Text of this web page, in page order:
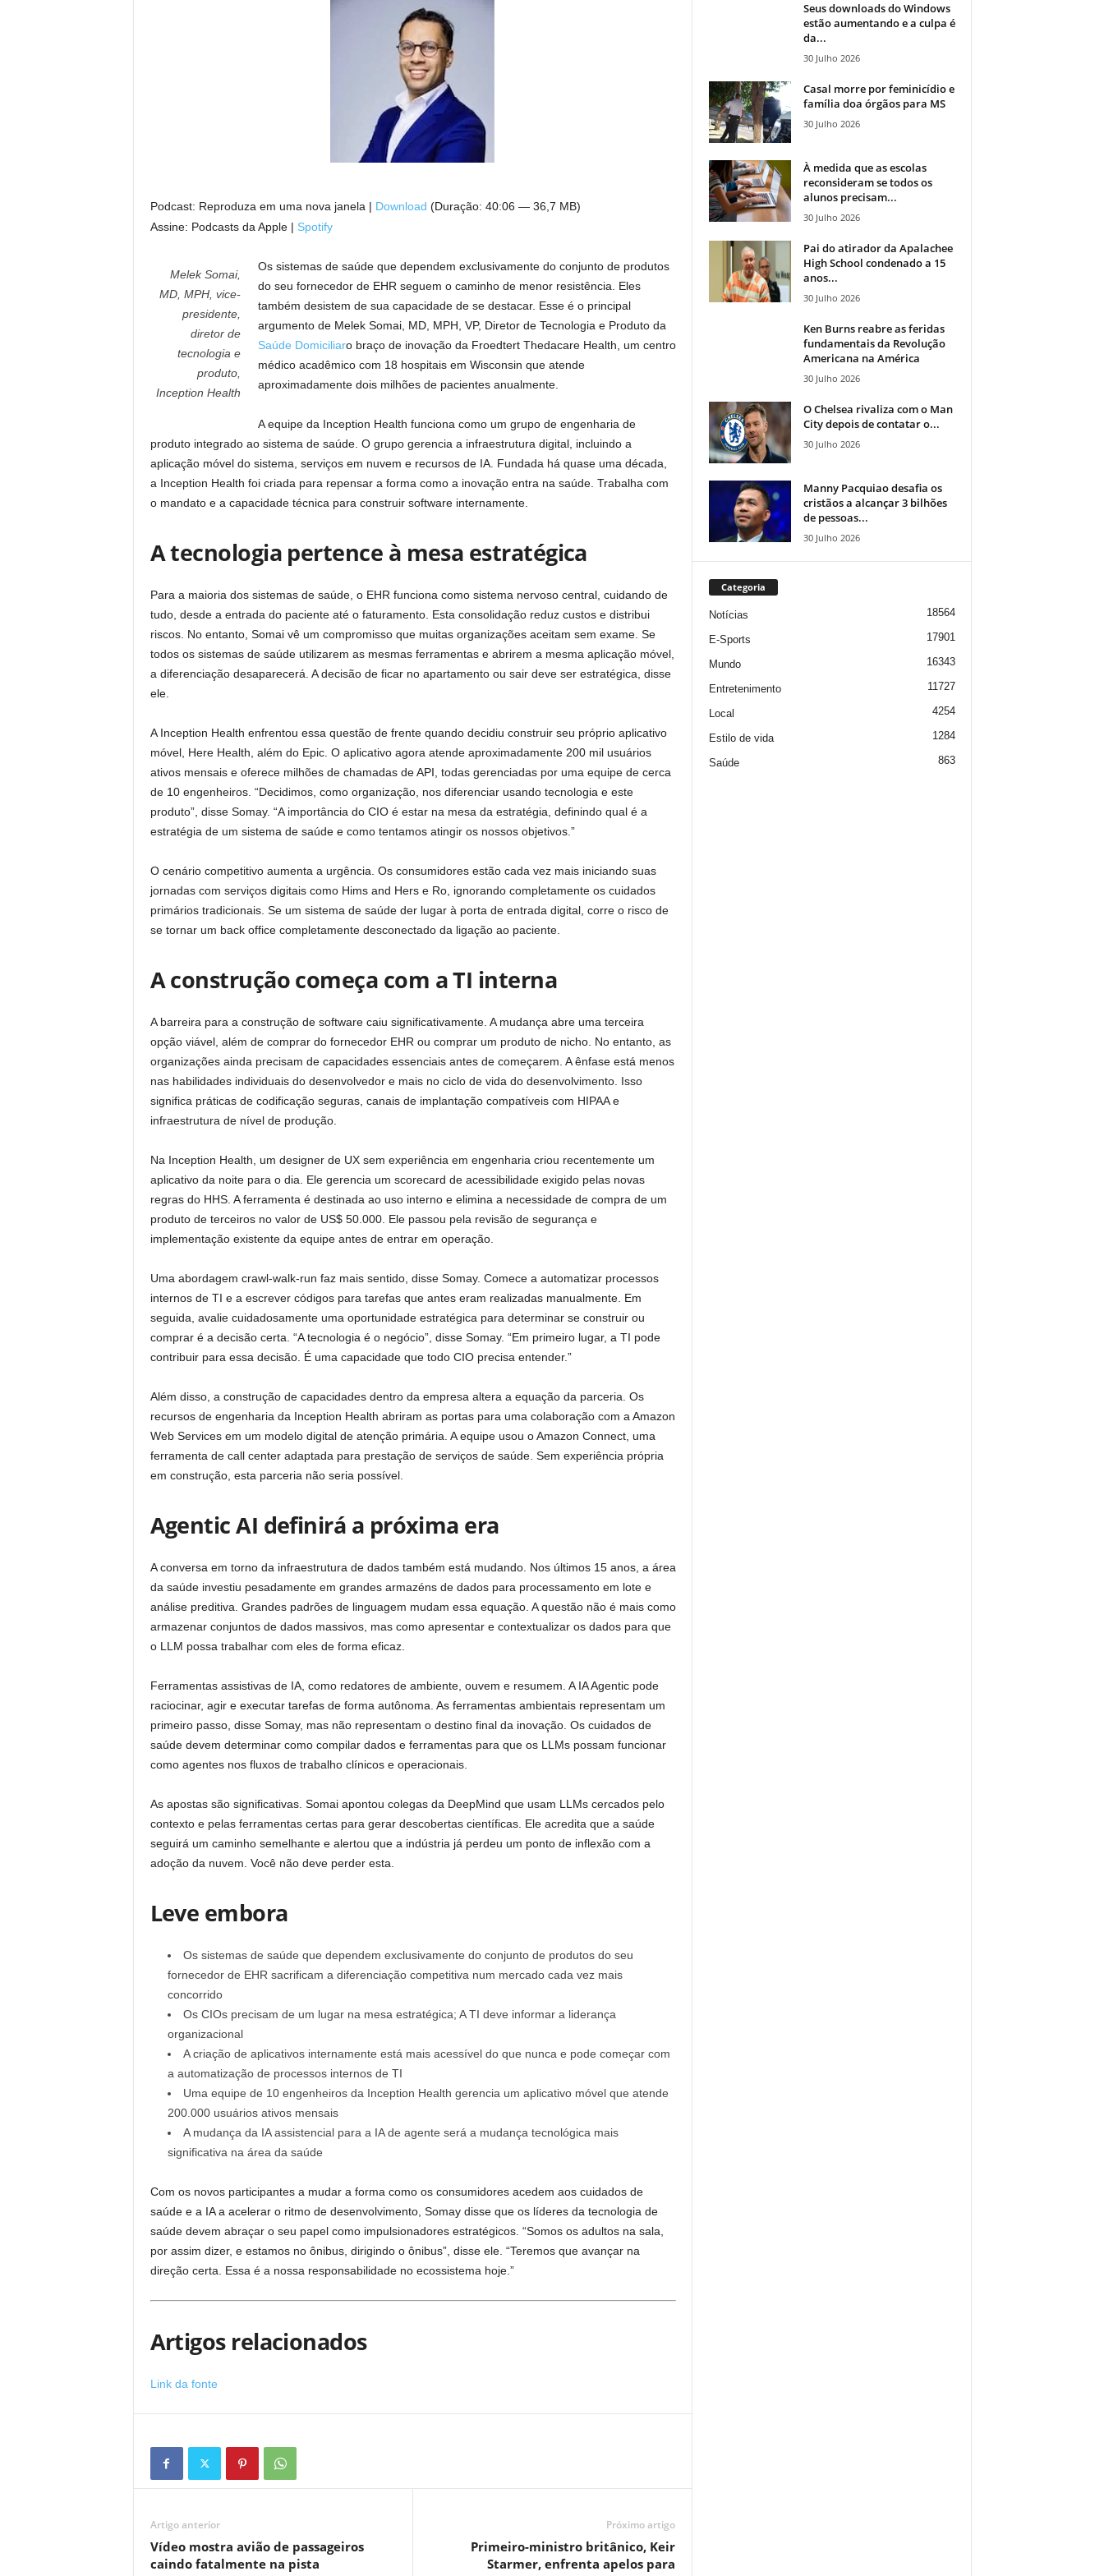
Podcast: Reproduza em uma nova janela | Download (Duração: 40:06 — 36,7 MB)
Assine: Podcasts da Apple | Spotify
Melek Somai,
MD, MPH, vice-
presidente,
diretor de
tecnologia e
produto,
Inception Health
Os sistemas de saúde que dependem exclusivamente do conjunto de produtos
do seu fornecedor de EHR seguem o caminho de menor resistência. Eles
também desistem de sua capacidade de se destacar. Esse é o principal
argumento de Melek Somai, MD, MPH, VP, Diretor de Tecnologia e Produto da
Saúde Domiciliaro braço de inovação da Froedtert Thedacare Health, um centro
médico acadêmico com 18 hospitais em Wisconsin que atende
aproximadamente dois milhões de pacientes anualmente.
A equipe da Inception Health funciona como um grupo de engenharia de
produto integrado ao sistema de saúde. O grupo gerencia a infraestrutura digital, incluindo a
aplicação móvel do sistema, serviços em nuvem e recursos de IA. Fundada há quase uma década,
a Inception Health foi criada para repensar a forma como a inovação entra na saúde. Trabalha com
o mandato e a capacidade técnica para construir software internamente.
A tecnologia pertence à mesa estratégica
Para a maioria dos sistemas de saúde, o EHR funciona como sistema nervoso central, cuidando de
tudo, desde a entrada do paciente até o faturamento. Esta consolidação reduz custos e distribui
riscos. No entanto, Somai vê um compromisso que muitas organizações aceitam sem exame. Se
todos os sistemas de saúde utilizarem as mesmas ferramentas e abrirem a mesma aplicação móvel,
a diferenciação desaparecerá. A decisão de ficar no apartamento ou sair deve ser estratégica, disse
ele.
A Inception Health enfrentou essa questão de frente quando decidiu construir seu próprio aplicativo
móvel, Here Health, além do Epic. O aplicativo agora atende aproximadamente 200 mil usuários
ativos mensais e oferece milhões de chamadas de API, todas gerenciadas por uma equipe de cerca
de 10 engenheiros. “Decidimos, como organização, nos diferenciar usando tecnologia e este
produto”, disse Somay. “A importância do CIO é estar na mesa da estratégia, definindo qual é a
estratégia de um sistema de saúde e como tentamos atingir os nossos objetivos.”
O cenário competitivo aumenta a urgência. Os consumidores estão cada vez mais iniciando suas
jornadas com serviços digitais como Hims and Hers e Ro, ignorando completamente os cuidados
primários tradicionais. Se um sistema de saúde der lugar à porta de entrada digital, corre o risco de
se tornar um back office completamente desconectado da ligação ao paciente.
A construção começa com a TI interna
A barreira para a construção de software caiu significativamente. A mudança abre uma terceira
opção viável, além de comprar do fornecedor EHR ou comprar um produto de nicho. No entanto, as
organizações ainda precisam de capacidades essenciais antes de começarem. A ênfase está menos
nas habilidades individuais do desenvolvedor e mais no ciclo de vida do desenvolvimento. Isso
significa práticas de codificação seguras, canais de implantação compatíveis com HIPAA e
infraestrutura de nível de produção.
Na Inception Health, um designer de UX sem experiência em engenharia criou recentemente um
aplicativo da noite para o dia. Ele gerencia um scorecard de acessibilidade exigido pelas novas
regras do HHS. A ferramenta é destinada ao uso interno e elimina a necessidade de compra de um
produto de terceiros no valor de US$ 50.000. Ele passou pela revisão de segurança e
implementação existente da equipe antes de entrar em operação.
Uma abordagem crawl-walk-run faz mais sentido, disse Somay. Comece a automatizar processos
internos de TI e a escrever códigos para tarefas que antes eram realizadas manualmente. Em
seguida, avalie cuidadosamente uma oportunidade estratégica para determinar se construir ou
comprar é a decisão certa. “A tecnologia é o negócio”, disse Somay. “Em primeiro lugar, a TI pode
contribuir para essa decisão. É uma capacidade que todo CIO precisa entender.”
Além disso, a construção de capacidades dentro da empresa altera a equação da parceria. Os
recursos de engenharia da Inception Health abriram as portas para uma colaboração com a Amazon
Web Services em um modelo digital de atenção primária. A equipe usou o Amazon Connect, uma
ferramenta de call center adaptada para prestação de serviços de saúde. Sem experiência própria
em construção, esta parceria não seria possível.
Agentic AI definirá a próxima era
A conversa em torno da infraestrutura de dados também está mudando. Nos últimos 15 anos, a área
da saúde investiu pesadamente em grandes armazéns de dados para processamento em lote e
análise preditiva. Grandes padrões de linguagem mudam essa equação. A questão não é mais como
armazenar conjuntos de dados massivos, mas como apresentar e contextualizar os dados para que
o LLM possa trabalhar com eles de forma eficaz.
Ferramentas assistivas de IA, como redatores de ambiente, ouvem e resumem. A IA Agentic pode
raciocinar, agir e executar tarefas de forma autônoma. As ferramentas ambientais representam um
primeiro passo, disse Somay, mas não representam o destino final da inovação. Os cuidados de
saúde devem determinar como compilar dados e ferramentas para que os LLMs possam funcionar
como agentes nos fluxos de trabalho clínicos e operacionais.
As apostas são significativas. Somai apontou colegas da DeepMind que usam LLMs cercados pelo
contexto e pelas ferramentas certas para gerar descobertas científicas. Ele acredita que a saúde
seguirá um caminho semelhante e alertou que a indústria já perdeu um ponto de inflexão com a
adoção da nuvem. Você não deve perder esta.
Leve embora
Os sistemas de saúde que dependem exclusivamente do conjunto de produtos do seu
fornecedor de EHR sacrificam a diferenciação competitiva num mercado cada vez mais
concorrido
Os CIOs precisam de um lugar na mesa estratégica; A TI deve informar a liderança
organizacional
A criação de aplicativos internamente está mais acessível do que nunca e pode começar com
a automatização de processos internos de TI
Uma equipe de 10 engenheiros da Inception Health gerencia um aplicativo móvel que atende
200.000 usuários ativos mensais
A mudança da IA ​​assistencial para a IA de agente será a mudança tecnológica mais
significativa na área da saúde
Com os novos participantes a mudar a forma como os consumidores acedem aos cuidados de
saúde e a IA a acelerar o ritmo de desenvolvimento, Somay disse que os líderes da tecnologia de
saúde devem abraçar o seu papel como impulsionadores estratégicos. “Somos os adultos na sala,
por assim dizer, e estamos no ônibus, dirigindo o ônibus”, disse ele. “Teremos que avançar na
direção certa. Essa é a nossa responsabilidade no ecossistema hoje.”
Artigos relacionados
Link da fonte
Artigo anterior
Vídeo mostra avião de passageiros
caindo fatalmente na pista
Próximo artigo
Primeiro-ministro britânico, Keir
Starmer, enfrenta apelos para
Seus downloads do Windows
estão aumentando e a culpa é
da...
30 Julho 2026
Casal morre por feminicídio e
família doa órgãos para MS
30 Julho 2026
À medida que as escolas
reconsideram se todos os
alunos precisam...
30 Julho 2026
Pai do atirador da Apalachee
High School condenado a 15
anos...
30 Julho 2026
Ken Burns reabre as feridas
fundamentais da Revolução
Americana na América
30 Julho 2026
O Chelsea rivaliza com o Man
City depois de contatar o...
30 Julho 2026
Manny Pacquiao desafia os
cristãos a alcançar 3 bilhões
de pessoas...
30 Julho 2026
Categoria
Notícias 18564
E-Sports 17901
Mundo 16343
Entretenimento 11727
Local 4254
Estilo de vida 1284
Saúde 863